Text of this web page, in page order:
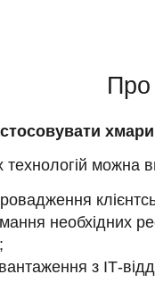
хмари
можна
необхідних
з ІТ-